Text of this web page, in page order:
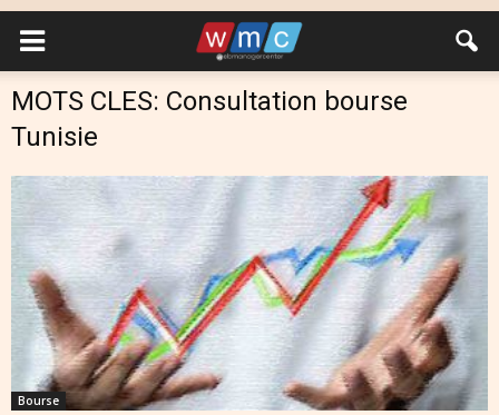
MOTS CLES: Consultation bourse
Tunisie
Bourse